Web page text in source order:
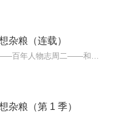
杂粮（连载）
杂粮（第 1 季）